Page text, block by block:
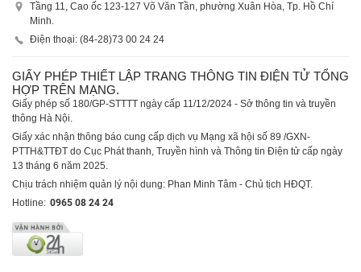
Tầng 11, Cao ốc 123-127 Võ Văn Tần, phường Xuân Hòa, Tp. Hồ Chí
Minh.
Điện thoại: (84-28)73 00 24 24
GIẤY PHÉP THIẾT LẬP TRANG THÔNG TIN ĐIỆN TỬ TỔNG
HỢP TRÊN MẠNG.
Giấy phép số 180/GP-STTTT ngày cấp 11/12/2024 - Sở thông tin và truyền
thông Hà Nội.
Giấy xác nhận thông báo cung cấp dịch vụ Mạng xã hội số 89 /GXN-
PTTH&TTĐT do Cục Phát thanh, Truyền hình và Thông tin Điện tử cấp ngày
13 tháng 6 năm 2025.
Chịu trách nhiệm quản lý nội dung: Phan Minh Tâm - Chủ tịch HĐQT.
Hotline: 0965 08 24 24